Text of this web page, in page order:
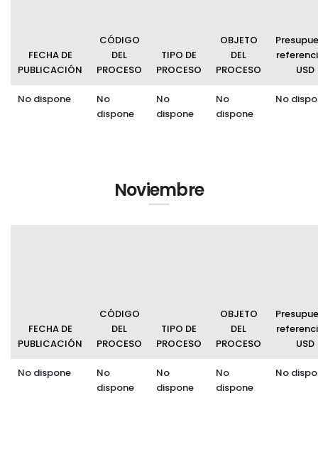
FECHA DE
PUBLICACIÓN
CÓDIGO
DEL
PROCESO
TIPO DE
PROCESO
OBJETO
DEL
PROCESO
USD
No dispone
No
dispone
No
dispone
No
dispone
No
Noviembre
FECHA DE
PUBLICACIÓN
CÓDIGO
DEL
PROCESO
TIPO DE
PROCESO
OBJETO
DEL
PROCESO
USD
No dispone
No
dispone
No
dispone
No
dispone
No